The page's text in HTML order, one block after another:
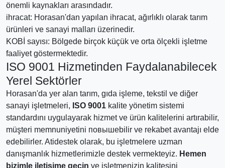
önemli kaynakları arasındadır.
ihracat: Horasan'dan yapılan ihracat, ağırlıklı olarak tarım
ürünleri ve sanayi malları üzerinedir.
KOBİ sayısı: Bölgede birçok küçük ve orta ölçekli işletme
faaliyet göstermektedir.
ISO 9001 Hizmetinden Faydalanabilecek
Yerel Sektörler
Horasan'da yer alan tarım, gıda işleme, tekstil ve diğer
sanayi işletmeleri, ISO 9001 kalite yönetim sistemi
standardını uygulayarak hizmet ve ürün kalitelerini artırabilir,
müşteri memnuniyetini повышebilir ve rekabet avantajı elde
edebilirler. Atidestek olarak, bu işletmelere uzman
danışmanlık hizmetlerimizle destek vermekteyiz. Hemen
bizimle iletişime geçin ve işletmenizin kalitesini